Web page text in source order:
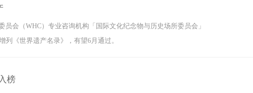
会（WHC）专业咨询机构「国际文化纪念物与历史场所委员会」
列《世界遗产名录》，有望6月通过。
榜